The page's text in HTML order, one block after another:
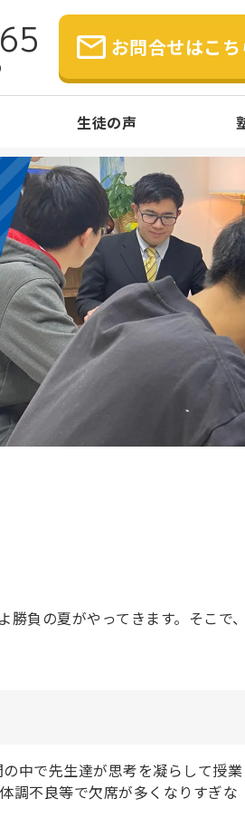
お問合せはこ
生徒の声
勝負の夏がやってきます。そこで
中で先生達が思考を凝らして授業
調不良等で欠席が多くなりすぎな